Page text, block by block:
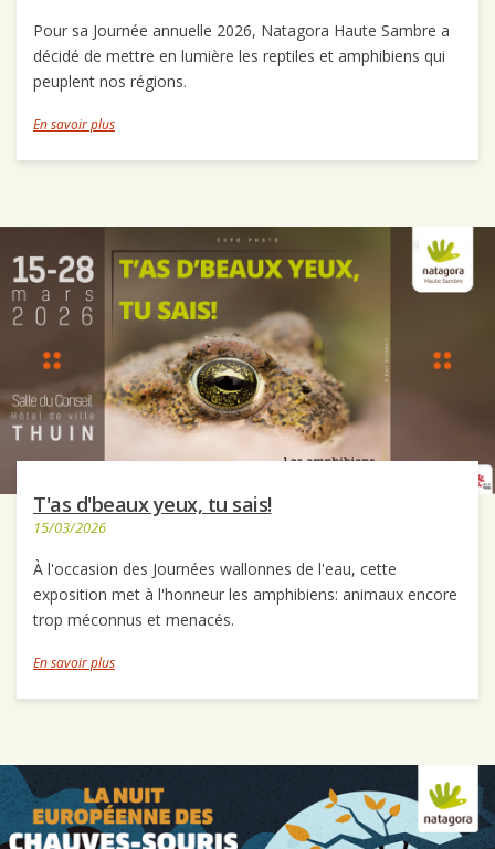
Pour sa Journée annuelle 2026, Natagora Haute Sambre a
décidé de mettre en lumière les reptiles et amphibiens qui
peuplent nos régions.
En savoir plus
T'as d'beaux yeux, tu sais!
15/03/2026
À l'occasion des Journées wallonnes de l'eau, cette
exposition met à l'honneur les amphibiens: animaux encore
trop méconnus et menacés.
En savoir plus